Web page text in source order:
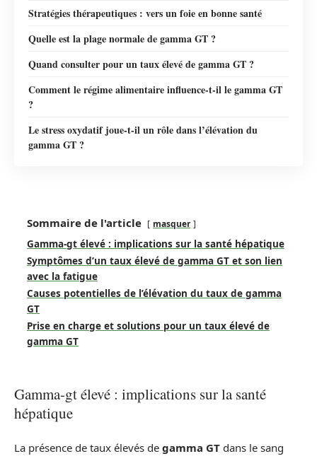
Stratégies thérapeutiques : vers un foie en bonne santé
Quelle est la plage normale de gamma GT ?
Quand consulter pour un taux élevé de gamma GT ?
Comment le régime alimentaire influence-t-il le gamma GT
?
Le stress oxydatif joue-t-il un rôle dans l’élévation du
gamma GT ?
Sommaire de l'article masquer
Gamma-gt élevé : implications sur la santé hépatique
Symptômes d’un taux élevé de gamma GT et son lien
avec la fatigue
Causes potentielles de l’élévation du taux de gamma
GT
Prise en charge et solutions pour un taux élevé de
gamma GT
Gamma-gt élevé : implications sur la santé
hépatique
La présence de taux élevés de gamma GT dans le sang